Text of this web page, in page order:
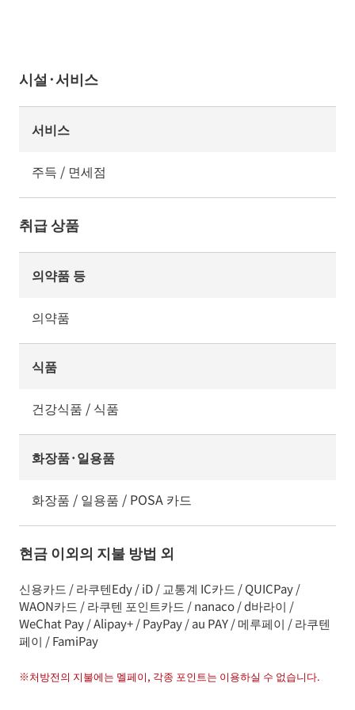
시설·서비스
서비스
주득 / 면세점
취급 상품
의약품 등
의약품
식품
건강식품 / 식품
화장품·일용품
화장품 / 일용품 / POSA 카드
현금 이외의 지불 방법 외
신용카드 / 라쿠텐Edy / iD / 교통계 IC카드 / QUICPay /
WAON카드 / 라쿠텐 포인트카드 / nanaco / d바라이 /
WeChat Pay / Alipay+ / PayPay / au PAY / 메루페이 / 라쿠텐
페이 / FamiPay
※처방전의 지불에는 멜페이, 각종 포인트는 이용하실 수 없습니다.